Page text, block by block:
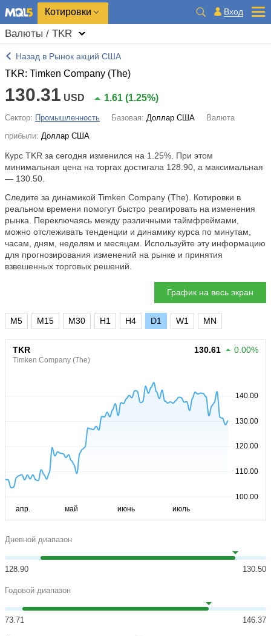
Котировки Вход
Валюты / TKR
Назад в Рынок акций США
TKR: Timken Company (The)
130.31 USD 1.61 (1.25%)
Сектор: Промышленность Базовая: Доллар США
Валюта
прибыли: Доллар США
Курс TKR за сегодня изменился на 1.25% . При этом
минимальная цена на торгах достигала 128.90, а максимальная
— 130.50.
Следите за динамикой Timken Company (The). Котировки в
реальном времени помогут быстро реагировать на изменения
рынка. Переключаясь между различными таймфреймами,
можно отслеживать тенденции и динамику курса по минутам,
часам, дням, неделям и месяцам. Используйте эту информацию
для прогнозирования изменений на рынке и принятия
взвешенных торговых решений.
График на весь экран
M5 M15 M30 H1 H4 D1 W1 MN
TKR
Timken Company (The)
130.61 0.00%
Дневной диапазон
128.90 130.50
Годовой диапазон
73.71 146.37